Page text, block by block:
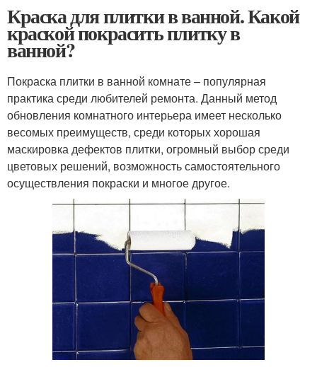
Краска для плитки в ванной. Какой
краской покрасить плитку в
ванной?
Покраска плитки в ванной комнате – популярная
практика среди любителей ремонта. Данный метод
обновления комнатного интерьера имеет несколько
весомых преимуществ, среди которых хорошая
маскировка дефектов плитки, огромный выбор среди
цветовых решений, возможность самостоятельного
осуществления покраски и многое другое.